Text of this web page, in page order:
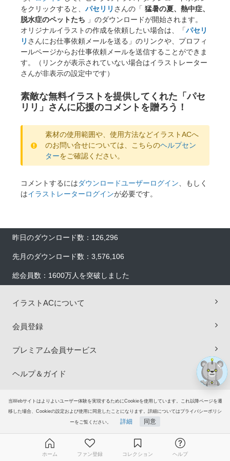
当Webサイトはよりよいユーザー体験を実現するためにCookieを使用しています。これ以降ページを遷
移した場合、Cookieの設定および使用に同意したことになります。詳細についてはプライバシーポリシ
ーをご覧ください。 詳細 同意
をクリックすると、 パセリリ さんの「 猛暑の夏、熱中症、
脱水症のペットたち 」のダウンロードが開始されます。
オリジナルイラストの作成を依頼したい場合は、「パセリ
リ さんにお仕事依頼メールを送る」のリンクや、プロフィ
ールページからお仕事依頼メールを送信することができま
す。（リンクが表示されていない場合はイラストレーター
さんが非表示の設定中です）
素敵な無料イラストを提供してくれた「パセ
リリ」さんに応援のコメントを贈ろう！
素材の使用範囲や、使用方法などイラストACへ
のお問い合せについては、こちらのヘルプセン
ターをご確認ください。
コメントするにはダウンロードユーザーログイン、もしく
はイラストレーターログインが必要です。
昨日のダウンロード数：126,296
先月のダウンロード数：3,576,106
総会員数：1600万人を突破しました
イラストACについて
会員登録
プレミアム会員サービス
ヘルプ＆ガイド
グループサイト
ご意見・ご要望
© 2006-2026 イラストAC
ホーム ファン登録 コレクション ヘルプ